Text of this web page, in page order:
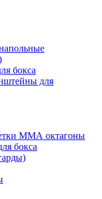
бокса
для
ММА октагоны
бокса